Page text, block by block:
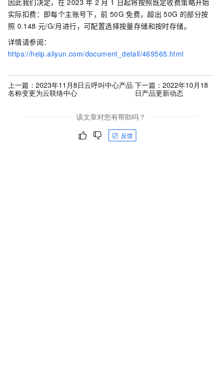
因此我们决定，在 2023 年 2 月 1 日起将按照既定收费策略开始
实际扣费：即每个主账号下，前 50G 免费，超出 50G 的部分按
照 0.148 元/G/月进行，可配置选择按量存储和按时存储。
详情请参阅：
https://help.aliyun.com/document_detail/469565.html
上一篇： 2023年11月8日云呼叫中心产品
名称变更为云联络中心
下一篇： 2022年10月18
日产品更新动态
该文章对您有帮助吗？
反馈